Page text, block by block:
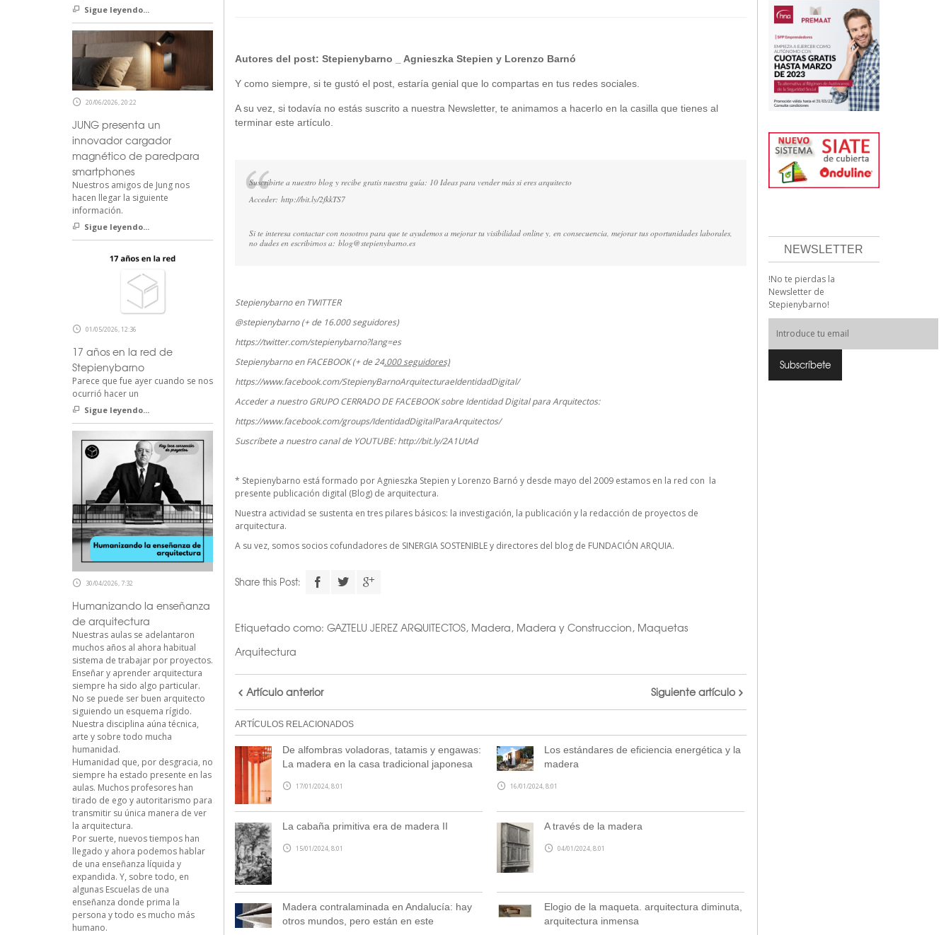
Autores del post: Stepienybarno _ Agnieszka Stepien y Lorenzo Barnó
Y como siempre, si te gustó el post, estaría genial que lo compartas en tus redes sociales.
A su vez, si todavía no estás suscrito a nuestra Newsletter, te animamos a hacerlo en la casilla que tienes al
terminar este artículo.
Suscribirte a nuestro blog y recibe gratis nuestra guía: 10 Ideas para vender más si eres arquitecto
Acceder: http://bit.ly/2fkkTS7
Si te interesa contactar con nosotros para que te ayudemos a mejorar tu visibilidad online y, en consecuencia, mejorar tus oportunidades laborales,
no dudes en escribirnos a: blog@stepienybarno.es
Stepienybarno en TWITTER
@stepienybarno (+ de 16.000 seguidores)
https://twitter.com/stepienybarno?lang=es
Stepienybarno en FACEBOOK (+ de 24.000 seguidores)
https://www.facebook.com/StepienyBarnoArquitecturaeIdentidadDigital/
Acceder a nuestro GRUPO CERRADO DE FACEBOOK sobre Identidad Digital para Arquitectos:
https://www.facebook.com/groups/IdentidadDigitalParaArquitectos/
Suscríbete a nuestro canal de YOUTUBE:http://bit.ly/2A1UtAd
* Stepienybarno está formado por Agnieszka Stepien y Lorenzo Barnó y desde mayo del 2009 estamos en la red con la
presente publicación digital (Blog) de arquitectura.
Nuestra actividad se sustenta en tres pilares básicos: la investigación, la publicación y la redacción de proyectos de
arquitectura.
A su vez, somos socios cofundadores de SINERGIA SOSTENIBLEy directores del blog de FUNDACIÓN ARQUIA.
Share this Post:
Etiquetado como: GAZTELU JEREZ ARQUITECTOS, Madera, Madera y Construccion, Maquetas
Arquitectura
Artículo anterior Siguiente artículo
ARTÍCULOS RELACIONADOS
De alfombras voladoras, tatamis y engawas:
La madera en la casa tradicional japonesa
17/01/2024, 8:01
Los estándares de eficiencia energética y la
madera
16/01/2024, 8:01
La cabaña primitiva era de madera II
15/01/2024, 8:01
A través de la madera
04/01/2024, 8:01
Madera contralaminada en Andalucía: hay
otros mundos, pero están en este
Elogio de la maqueta. arquitectura diminuta,
arquitectura inmensa
NEWSLETTER
!No te pierdas la
Newsletter de
Stepienybarno!
Sigue leyendo...
20/06/2026, 20:22
JUNG presenta un
innovador cargador
magnético de paredpara
smartphones
Nuestros amigos de Jung nos
hacen llegar la siguiente
información.
Sigue leyendo...
01/05/2026, 12:36
17 años en la red de
Stepienybarno
Parece que fue ayer cuando se nos
ocurrió hacer un
Sigue leyendo...
30/04/2026, 7:32
Humanizando la enseñanza
de arquitectura
Nuestras aulas se adelantaron
muchos años al ahora habitual
sistema de trabajar por proyectos.
Enseñar y aprender arquitectura
siempre ha sido algo particular.
No se puede ser buen arquitecto
siguiendo un esquema rígido.
Nuestra disciplina aúna técnica,
arte y sobre todo mucha
humanidad.
Humanidad que, por desgracia, no
siempre ha estado presente en las
aulas. Muchos profesores han
tirado de ego y autoritarismo para
transmitir su única manera de ver
la arquitectura.
Por suerte, nuevos tiempos han
llegado y ahora podemos hablar
de una enseñanza líquida y
expandida. Y, sobre todo, en
algunas Escuelas de una
enseñanza donde prima la
persona y todo es mucho más
humano.